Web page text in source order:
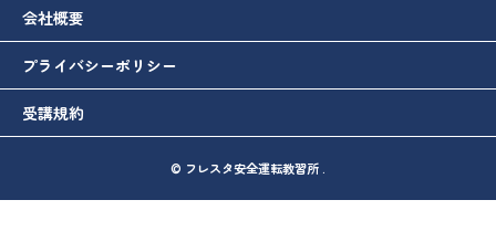
会社概要
プライバシーポリシー
受講規約
© フレスタ安全運転教習所 .